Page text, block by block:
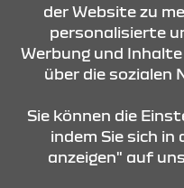
ÖFFNUNGSZEITEN
STANDORTE
der Website zu
personalisierte
Werbung und
über die sozialen
Sie können die
indem Sie sich
anzeigen" auf